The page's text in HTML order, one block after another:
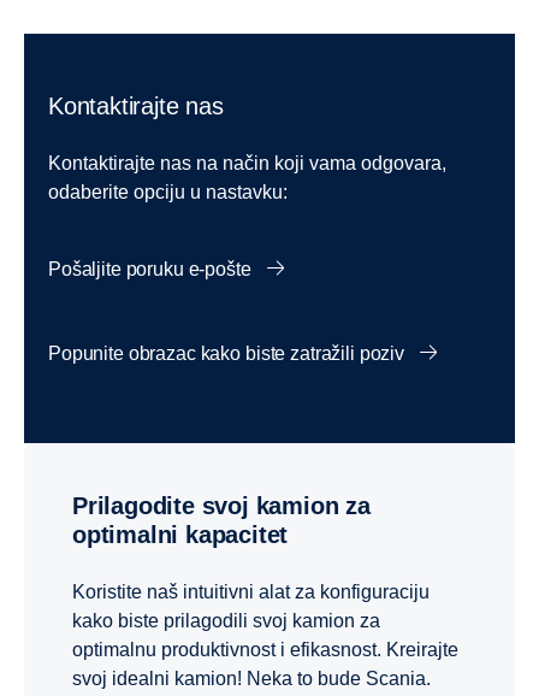
Kontaktirajte nas
Kontaktirajte nas na način koji vama odgovara,
odaberite opciju u nastavku:
Pošaljite poruku e-pošte
Popunite obrazac kako biste zatražili poziv
Prilagodite svoj kamion za
optimalni kapacitet
Koristite naš intuitivni alat za konfiguraciju
kako biste prilagodili svoj kamion za
optimalnu produktivnost i efikasnost. Kreirajte
svoj idealni kamion! Neka to bude Scania.